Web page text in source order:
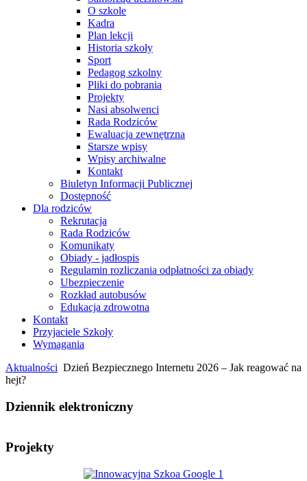
O szkole
Kadra
Plan lekcji
Historia szkoły
Sport
Pedagog szkolny
Pliki do pobrania
Projekty
Nasi absolwenci
Rada Rodziców
Ewaluacja zewnętrzna
Starsze wpisy
Wpisy archiwalne
Kontakt
Biuletyn Informacji Publicznej
Dostępność
Dla rodziców
Rekrutacja
Rada Rodziców
Komunikaty
Obiady - jadłospis
Regulamin rozliczania odpłatności za obiady
Ubezpieczenie
Rozkład autobusów
Edukacja zdrowotna
Kontakt
Przyjaciele Szkoły
Wymagania
Aktualności Dzień Bezpiecznego Internetu 2026 – Jak reagować na
hejt?
Dziennik elektroniczny
Projekty